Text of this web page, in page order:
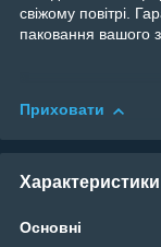
свіжому повітрі.
паковання вашого
Приховати
Характеристики
Основні